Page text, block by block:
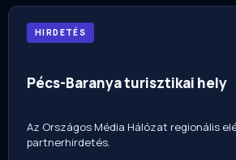
HIRDETÉS
Pécs-Baranya turisztikai hely
Az Országos Média Hálózat regionális
partnerhirdetés.